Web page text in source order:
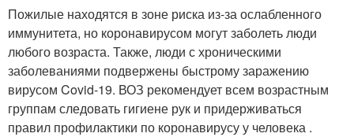
Пожилые находятся в зоне риска из-за ослабленного
иммунитета, но коронавирусом могут заболеть люди
любого возраста. Также, люди с хроническими
заболеваниями подвержены быстрому заражению
вирусом Covid-19. ВОЗ рекомендует всем возрастным
группам следовать гигиене рук и придерживаться
правил профилактики по коронавирусу у человека .